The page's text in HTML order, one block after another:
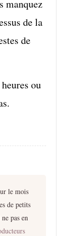
manquez
de la
de
ou
le mois
de petits
pas en